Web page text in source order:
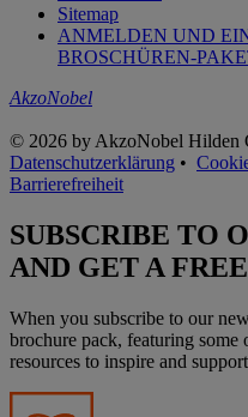
Sitemap
ANMELDEN UND
BROSCHÜREN-
AkzoNobel
© 2026 by AkzoNobel Hilden
Datenschutzerklärung •
Barrierefreiheit
SUBSCRIBE TO
AND GET A
When you subscribe to our
brochure pack, featuring some
resources to inspire and